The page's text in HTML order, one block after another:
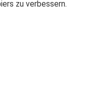
zu verbessern.